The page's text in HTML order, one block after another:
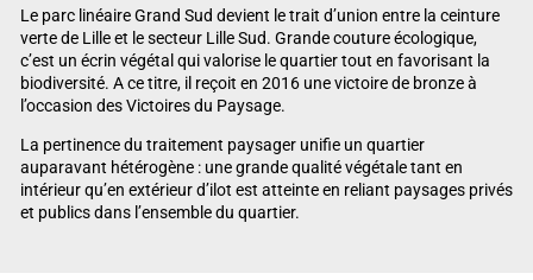
Le parc linéaire Grand Sud devient le trait d’union entre la ceinture
verte de Lille et le secteur Lille Sud. Grande couture écologique,
c’est un écrin végétal qui valorise le quartier tout en favorisant la
biodiversité. A ce titre, il reçoit en 2016 une victoire de bronze à
l’occasion des Victoires du Paysage.
La pertinence du traitement paysager unifie un quartier
auparavant hétérogène : une grande qualité végétale tant en
intérieur qu’en extérieur d’ilot est atteinte en reliant paysages privés
et publics dans l’ensemble du quartier.